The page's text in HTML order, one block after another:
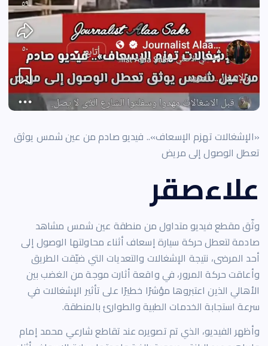
«الإشغالات تهزم الإسعاف».. فيديو صادم من عين شمس يوثق
تعطل الوصول إلى مريض
علاءصقر
وثّق مقطع فيديو متداول من منطقة عين شمس مشاهد
صادمة لتعطل حركة سيارة إسعاف أثناء محاولتها الوصول إلى
أحد المرضى، نتيجة الإشغالات والتعديات التي ضيّقت الطريق
وأعاقت حركة المرور، في واقعة أثارت موجة من الغضب بين
الأهالي الذين اعتبروها مؤشرًا خطيرًا على تأثير الإشغالات في
سرعة استجابة الخدمات الطبية والطوارئ بالمنطقة.
وأظهر الفيديو، الذي تم تصويره عند تقاطع شارعي محمد إمام